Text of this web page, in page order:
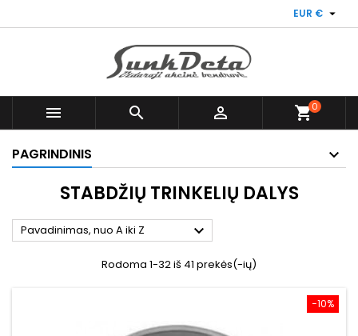
EUR € 
   shopping_cart0
PAGRINDINIS
STABDŽIŲ TRINKELIŲ DALYS
Pavadinimas, nuo A iki Z 
Rodoma 1-32 iš 41 prekės(-ių)
−10%